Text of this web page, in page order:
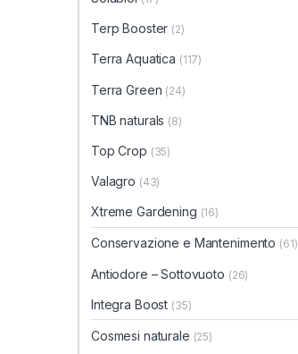
Terp Booster (2)
Terra Aquatica (117)
Terra Green (24)
TNB naturals (8)
Top Crop (35)
Valagro (43)
Xtreme Gardening (16)
Conservazione e Mantenimento (61)
Antiodore – Sottovuoto (26)
Integra Boost (35)
Cosmesi naturale (25)